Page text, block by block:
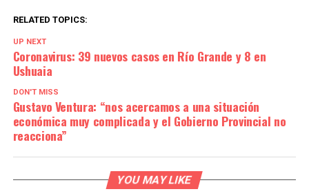
RELATED TOPICS:
UP NEXT
Coronavirus: 39 nuevos casos en Río Grande y 8 en
Ushuaia
DON'T MISS
Gustavo Ventura: “nos acercamos a una situación
económica muy complicada y el Gobierno Provincial no
reacciona”
YOU MAY LIKE